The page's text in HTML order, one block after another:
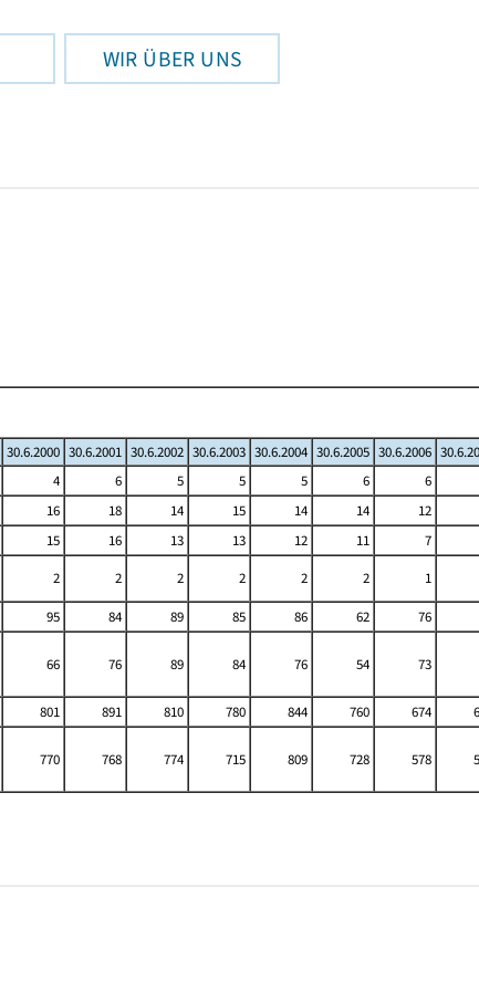
WIR ÜBER UNS
30.6.2000 30.6.2001 30.6.2002 30.6.2003 30.6.2004 30.6.2005 30.6.2006
4 6 5 5 5 6
6
16 18 14 15 14 14
12
15 16 13 13 12 11
7
2 2 2 2 2 2
1
95 84 89 85 86 62
76
66 76 89 84 76 54 73
801 891 810 780 844 760 674
770 768 774 715 809 728 578